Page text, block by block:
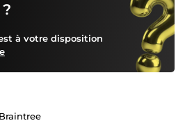
à votre disposition